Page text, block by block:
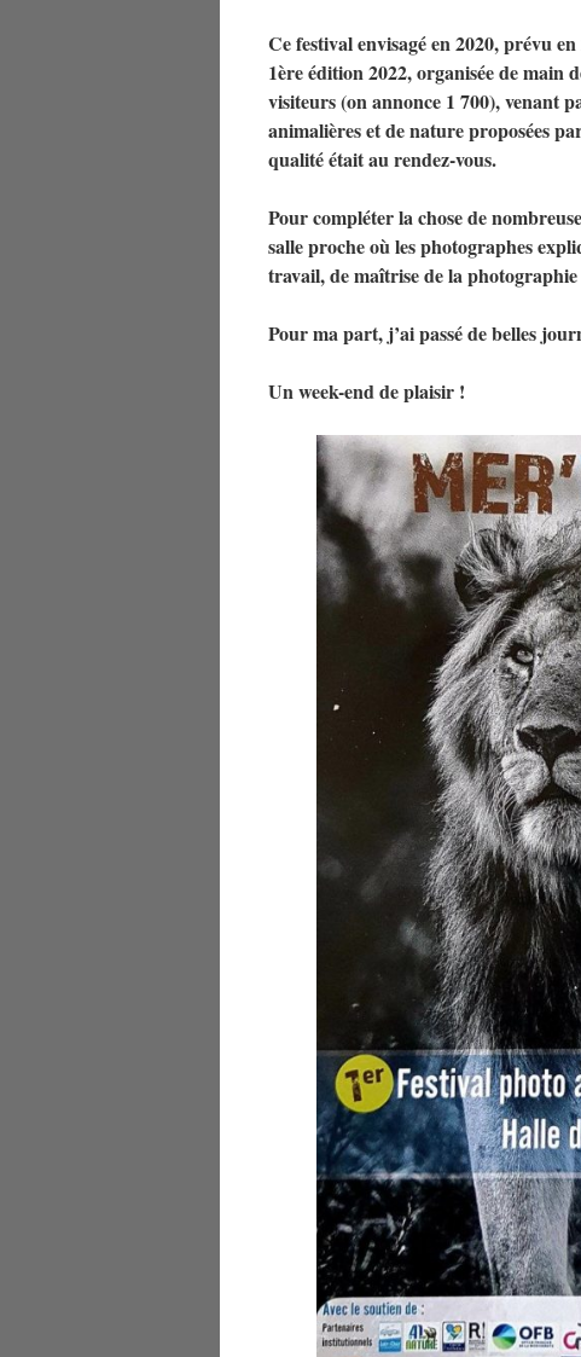
Ce festival envisagé en 2020, prévu
1ère édition 2022, organisée de main
visiteurs (on annonce 1 700), venant
animalières et de nature proposées
qualité était au rendez-vous.
Pour compléter la chose de
salle proche où les photographes
travail, de maîtrise de la
Pour ma part, j’ai passé de belles
Un week-end de plaisir !